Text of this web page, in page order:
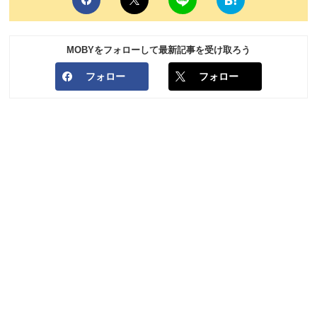
MOBYをフォローして最新記事を受け取ろう
フォロー フォロー